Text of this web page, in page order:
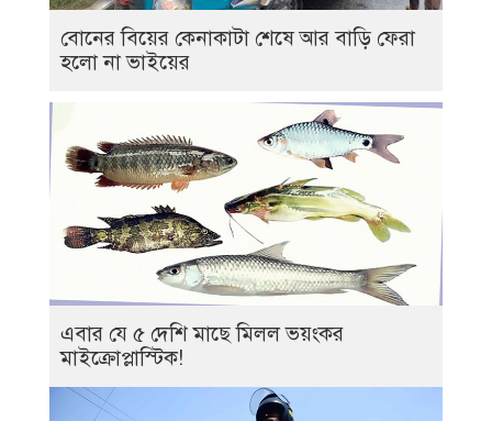
বোনের বিয়ের কেনাকাটা শেষে আর বাড়ি ফেরা
হলো না ভাইয়ের
এবার যে ৫ দেশি মাছে মিলল ভয়ংকর
মাইক্রোপ্লাস্টিক!